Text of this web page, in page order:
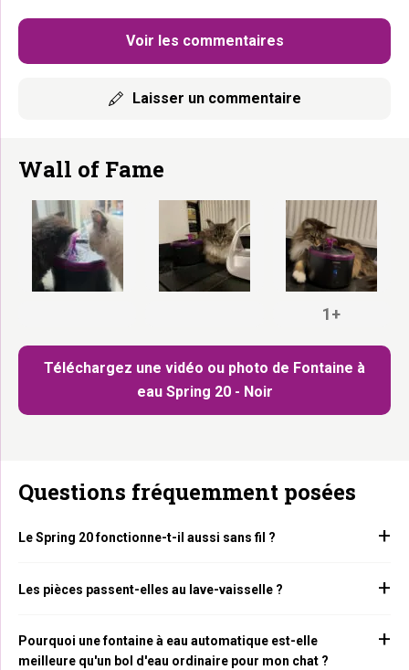
Voir les commentaires
Laisser un commentaire
Wall of Fame
Téléchargez une vidéo ou photo de Fontaine à
eau Spring 20 - Noir
1+
Questions fréquemment posées
Le Spring 20 fonctionne-t-il aussi sans fil ?
Les pièces passent-elles au lave-vaisselle ?
Pourquoi une fontaine à eau automatique est-elle
meilleure qu'un bol d'eau ordinaire pour mon chat ?